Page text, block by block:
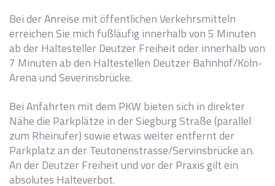
Bei der Anreise mit öffentlichen Verkehrsmitteln
erreichen Sie mich fußläufig innerhalb von 5 Minuten
ab der Haltesteller Deutzer Freiheit oder innerhalb von
7 Minuten ab den Haltestellen Deutzer Bahnhof/Köln-
Arena und Severinsbrücke.
Bei Anfahrten mit dem PKW bieten sich in direkter
Nähe die Parkplätze in der Siegburg Straße (parallel
zum Rheinufer) sowie etwas weiter entfernt der
Parkplatz an der Teutonenstrasse/Servinsbrücke an.
An der Deutzer Freiheit und vor der Praxis gilt ein
absolutes Halteverbot.